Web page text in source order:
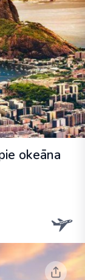
okeāna